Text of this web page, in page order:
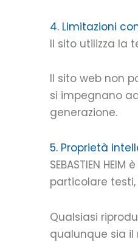
4. Limitazioni
Il sito utilizza la
Il sito web non
si impegnano
generazione.
5. Proprietà
SEBASTIEN
particolare
Qualsiasi
qualunque sia il